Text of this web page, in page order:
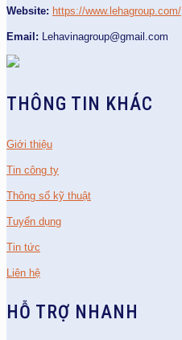
Website: https://www.lehagroup.com/
Email: Lehavinagroup@gmail.com
THÔNG TIN KHÁC
Giới thiệu
Tin công ty
Thông số kỹ thuật
Tuyển dụng
Tin tức
Liên hệ
HỖ TRỢ NHANH